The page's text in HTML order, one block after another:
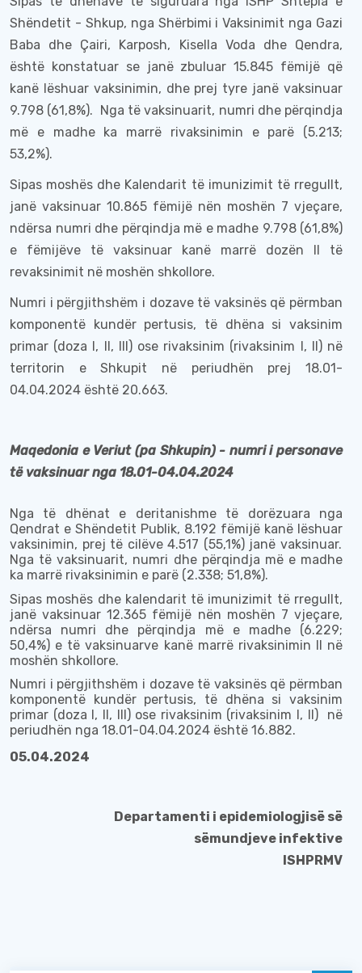
Shëndetit - Shkup, nga Shërbimi i Vaksinimit nga Gazi
Baba dhe Çairi, Karposh, Kisella Voda dhe Qendra,
është konstatuar se janë zbuluar15.845 fëmijë që
kanë lëshuar vaksinimin, dhe prej tyre janë vaksinuar
9.798 (61,8%).
Nga të vaksinuarit, numri dhe përqindja
më e madhe ka marrë rivaksinimin e parë (5.213;
53,2%).
Sipas moshës dhe Kalendarit të imunizimit të rregullt,
janë vaksinuar 10.865 fëmijë nën moshën 7 vjeçare,
ndërsa numri dhe përqindja më e madhe 9.798(61,8%)
e fëmijëve të vaksinuar kanë marrë dozën II të
revaksinimit në moshën shkollore.
Numri i përgjithshëm i dozave të vaksinës që përmban
komponentë kundër pertusis, të dhëna si vaksinim
primar (doza I, II, III) ose rivaksinim (rivaksinim I, II) në
territorin e Shkupit në periudhën prej 18.01-
04.04.2024 është 20.663.
Maqedonia e Veriut (pa Shkupin) - numri i personave
të vaksinuar nga 18.01-04.04.2024
Nga të dhënat e deritanishme të dorëzuara nga
Qendrat e Shëndetit Publik, 8.192 fëmijë kanë lëshuar
vaksinimin, prej të cilëve 4.517 (55,1%) janë vaksinuar.
Nga të vaksinuarit, numri dhe përqindja më e madhe
ka marrë rivaksinimin e parë (2.338; 51,8%).
Sipas moshës dhe kalendarit të imunizimit të rregullt,
janë vaksinuar12.365 fëmijë nën moshën 7 vjeçare,
ndërsa numri dhe përqindja më e madhe (6.229;
50,4%) e të vaksinuarve kanë marrë rivaksinimin II në
moshën shkollore.
Numri i përgjithshëm i dozave të vaksinës që përmban
komponentë kundër pertusis, të dhëna si vaksinim
primar (doza I, II, III) ose rivaksinim (rivaksinim I, II)
në
periudhën nga 18.01-04.04.2024 është 16.882.
05.04.2024
Departamenti i epidemiologjisë së
sëmundjeve infektive
ISHPRMV